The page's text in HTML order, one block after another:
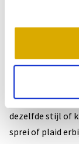
De eerder
gemakkelijk
dezelfde stijl of
sprei of plaid